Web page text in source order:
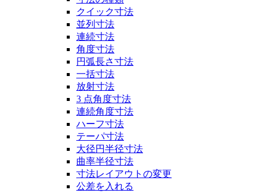
クイック寸法
並列寸法
連続寸法
角度寸法
円弧長さ寸法
一括寸法
放射寸法
3 点角度寸法
連続角度寸法
ハーフ寸法
テーパ寸法
大径円半径寸法
曲率半径寸法
寸法レイアウトの変更
公差を入れる